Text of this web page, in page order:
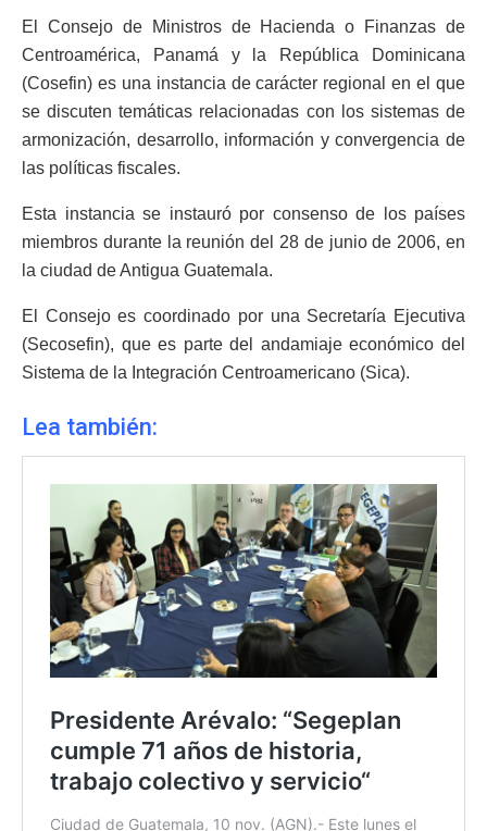
El Consejo de Ministros de Hacienda o Finanzas de
Centroamérica, Panamá y la República Dominicana
(Cosefin) es una instancia de carácter regional en el que
se discuten temáticas relacionadas con los sistemas de
armonización, desarrollo, información y convergencia de
las políticas fiscales.
Esta instancia se instauró por consenso de los países
miembros durante la reunión del 28 de junio de 2006, en
la ciudad de Antigua Guatemala.
El Consejo es coordinado por una Secretaría Ejecutiva
(Secosefin), que es parte del andamiaje económico del
Sistema de la Integración Centroamericano (Sica).
Lea también: